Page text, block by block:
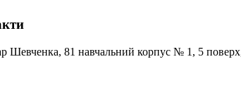
Шевченка, 81 навчальний корпус № 1, 5